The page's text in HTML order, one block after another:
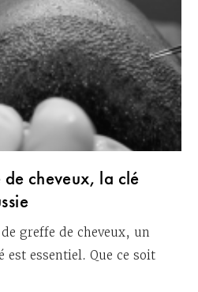
cheveux, la clé
greffe de cheveux, un
essentiel. Que ce soit